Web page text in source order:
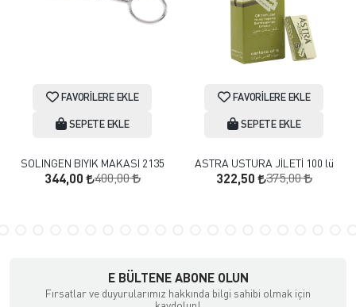
FAVORILERE EKLE
SEPETE EKLE
SOLINGEN BIYIK MAKASI 2135
344,00 400,00
FAVORILERE EKLE
SEPETE EKLE
ASTRA USTURA JİLETİ 100 lü
322,50 375,00
E BÜLTENE ABONE OLUN
Fırsatlar ve duyurularımız hakkında bilgi sahibi olmak için